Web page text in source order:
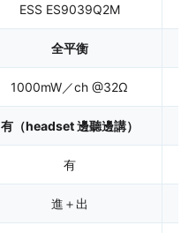
ESS ES9039Q2M
全平衡
1000mW／ch @32Ω
有（headset 邊聽邊講）
有
進＋出